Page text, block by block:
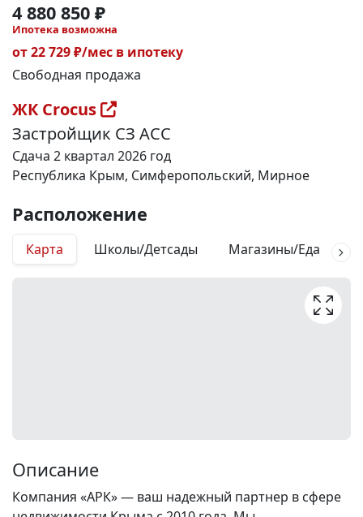
4 880 850 ₽
Ипотека возможна
от 22 729 ₽/мес в ипотеку
Свободная продажа
ЖК Crocus
Застройщик СЗ АСС
Сдача 2 квартал 2026 год
Республика Крым, Симферопольский, Мирное
Расположение
Карта Школы/Детсады Магазины/Еда
Описание
Компания «АРК» — ваш надежный партнер в сфере